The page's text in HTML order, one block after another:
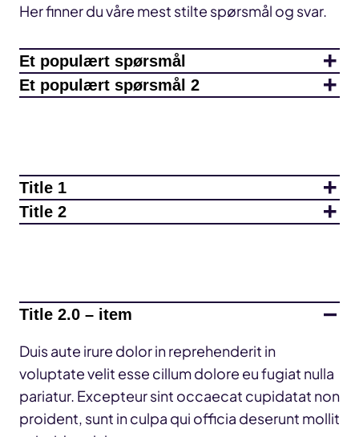
Her finner du våre mest stilte spørsmål og svar.
Et populært spørsmål
Et populært spørsmål 2
Title 1
Title 2
Title 2.0 – item
Duis aute irure dolor in reprehenderit in
voluptate velit esse cillum dolore eu fugiat nulla
pariatur. Excepteur sint occaecat cupidatat non
proident, sunt in culpa qui officia deserunt mollit